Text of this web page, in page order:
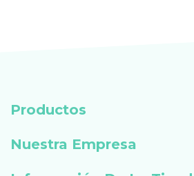
Productos
Nuestra Empresa